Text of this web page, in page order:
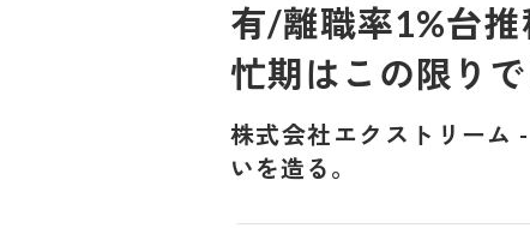
有/離職率1%台
忙期はこの限り
株式会社エクストリーム -
いを造る。